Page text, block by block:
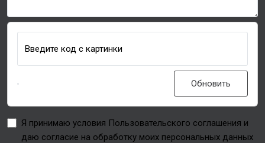
Введите код с картинки
Обновить
Я принимаю условия Пользовательского соглашения и
даю согласие на обработку моих персональных данных